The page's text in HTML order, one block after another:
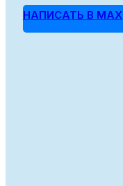
НАПИСАТЬ В MAX